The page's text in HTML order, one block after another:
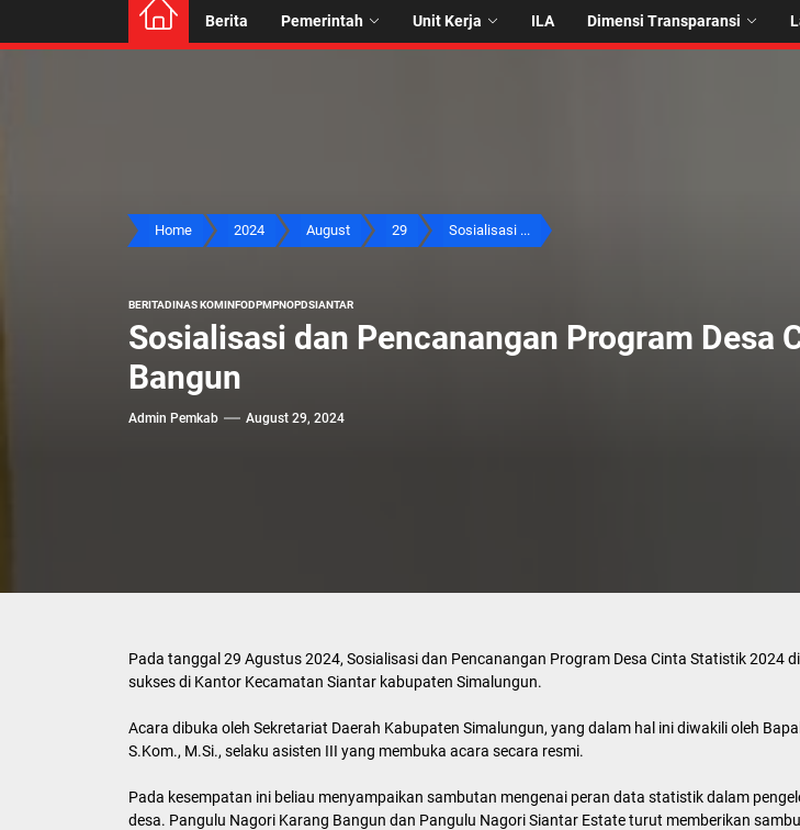
Berita Pemerintah Unit Kerja ILA Dimensi Transparansi
Home 2024 August 29 Sosialisasi ...
BERITADINAS KOMINFODPMPNOPDSIANTAR
Sosialisasi dan Pencanangan Program Desa
Bangun
Admin Pemkab August 29, 2024
Pada tanggal 29 Agustus 2024, Sosialisasi dan Pencanangan Program Desa Cinta Statistik 2024
sukses di Kantor Kecamatan Siantar kabupaten Simalungun.
Acara dibuka oleh Sekretariat Daerah Kabupaten Simalungun, yang dalam hal ini diwakili oleh
S.Kom., M.Si., selaku asisten III yang membuka acara secara resmi.
Pada kesempatan ini beliau menyampaikan sambutan mengenai peran data statistik dalam
desa. Pangulu Nagori Karang Bangun dan Pangulu Nagori Siantar Estate turut memberikan